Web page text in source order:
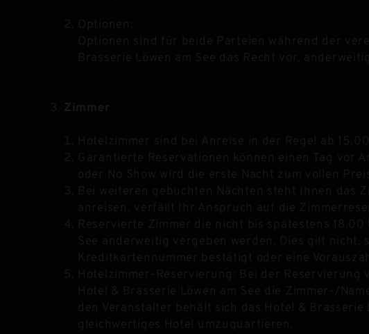
Optionen:
Optionen sind für beide Parteien während der
Brasserie Löwen am See das Recht vor,
Zimmer
Hotelzimmer sind bei Anreise in der Regel ab
Garantierte Reservationen können einen Tag vor
oder No Show wird die erste Nacht zum vollen
Bei weiteren gebuchten Nächten steht Ihnen das
anreisen, verfällt Ihr Anspruch auf die
Reservierte Zimmer die nicht bis spätestens
See anderweitig vergeben werden. Dies gilt
Kreditkartennummer bestätigt oder eine
Hotelzimmer-Reservierung: Bei der Reservierung
Hotel & Brasserie Löwen am See die Zimmer-/
den Veranstalter behält sich das Hotel & Brasserie
gleichwertiges Hotel umzuquartieren.